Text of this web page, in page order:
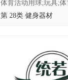
第 28类 健身器材